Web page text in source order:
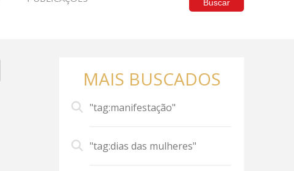
Buscar
MAIS BUSCADOS
"tag:manifestação"
"tag:dias das mulheres"